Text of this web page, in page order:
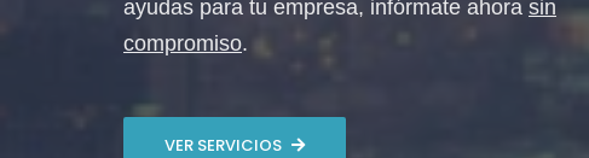
ayudas para tu empresa, infórmate ahora sin
compromiso.
VER SERVICIOS